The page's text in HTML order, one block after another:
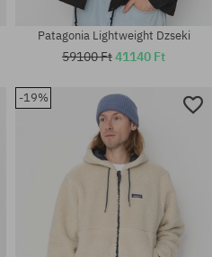
Elérhető méretek:
Patagonia Lightweight Dzseki
59100 Ft41140 Ft
-19%